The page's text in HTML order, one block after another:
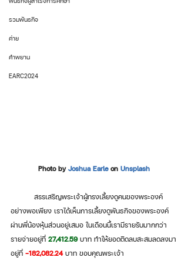
รวมพันธกิจ
ค่าย
คำพยาน
EARC2024
Photo by Joshua Earle on Unsplash
อย่างพอเพียง เราได้เห็นการเลี้ยงดูพันธกิจของพระองค์
ผ่านพี่น้องหุ้นส่วนอยู่เสมอ ในเดือนนี้เรามีรายรับมากกว่า
รายจ่ายอยู่ที่ 27,412.59 บาท ทำให้ยอดติดลบสะสมลดลงมา
อยู่ที่ -182,082.24 บาท ขอบคุณพระเจ้า